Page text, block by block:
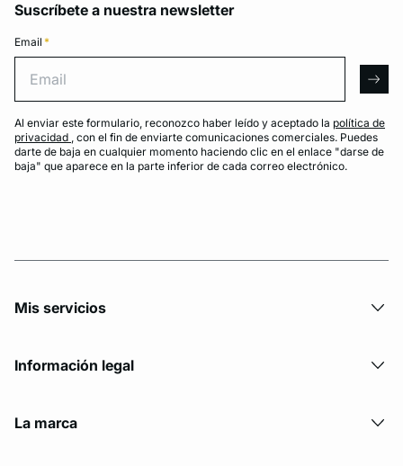
Suscríbete a nuestra newsletter
Email *
Al enviar este formulario, reconozco haber leído y aceptado la política de
privacidad , con el fin de enviarte comunicaciones comerciales. Puedes
darte de baja en cualquier momento haciendo clic en el enlace "darse de
baja" que aparece en la parte inferior de cada correo electrónico.
Mis servicios
Información legal
La marca